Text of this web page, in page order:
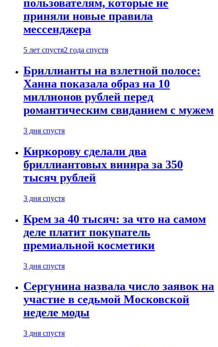
пользователям, которые не
приняли новые правила
мессенджера
5 лет спустя2 года спустя
Бриллианты на взлетной полосе:
Ханна показала образ на 10
миллионов рублей перед
романтическим свиданием с мужем
3 дня спустя
Киркорову сделали два
бриллиантовых винира за 350
тысяч рублей
3 дня спустя
Крем за 40 тысяч: за что на самом
деле платит покупатель
премиальной косметики
3 дня спустя
Сергунина назвала число заявок на
участие в седьмой Московской
неделе моды
3 дня спустя